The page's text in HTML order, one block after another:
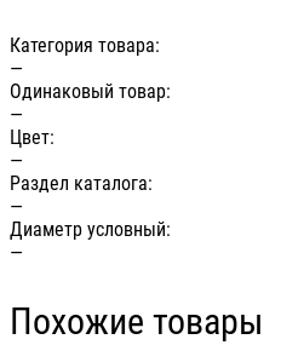
Категория товара:
—
Одинаковый товар:
—
Цвет:
—
Раздел каталога:
—
Диаметр условный:
—
Похожие товары